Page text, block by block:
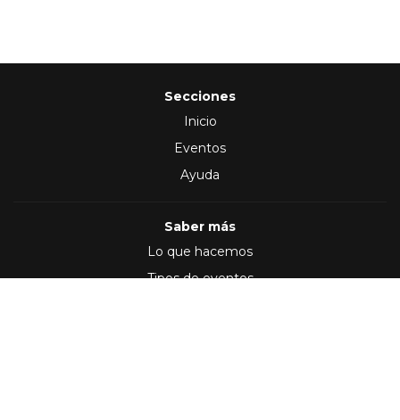
Secciones
Inicio
Eventos
Ayuda
Saber más
Lo que hacemos
Tipos de eventos